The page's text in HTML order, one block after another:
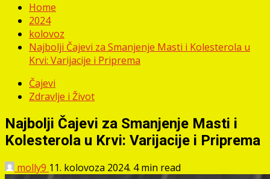
Home
2024
kolovoz
Najbolji Čajevi za Smanjenje Masti i Kolesterola u
Krvi: Varijacije i Priprema
Čajevi
Zdravlje i Život
Najbolji Čajevi za Smanjenje Masti i
Kolesterola u Krvi: Varijacije i Priprema
molly9 11. kolovoza 2024. 4 min read